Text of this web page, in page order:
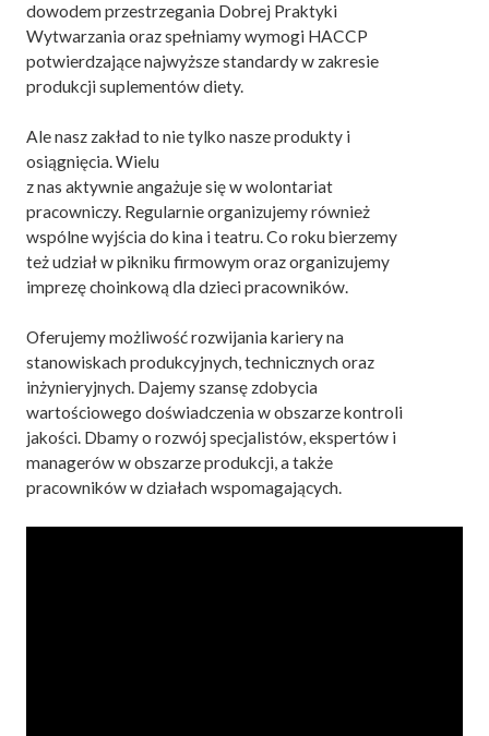
dowodem przestrzegania Dobrej Praktyki
Wytwarzania oraz spełniamy wymogi HACCP
potwierdzające najwyższe standardy w zakresie
produkcji suplementów diety.
Ale nasz zakład to nie tylko nasze produkty i
osiągnięcia. Wielu
z nas aktywnie angażuje się w wolontariat
pracowniczy. Regularnie organizujemy również
wspólne wyjścia do kina i teatru. Co roku bierzemy
też udział w pikniku firmowym oraz organizujemy
imprezę choinkową dla dzieci pracowników.
Oferujemy możliwość rozwijania kariery na
stanowiskach produkcyjnych, technicznych oraz
inżynieryjnych. Dajemy szansę zdobycia
wartościowego doświadczenia w obszarze kontroli
jakości. Dbamy o rozwój specjalistów, ekspertów i
managerów w obszarze produkcji, a także
pracowników w działach wspomagających.